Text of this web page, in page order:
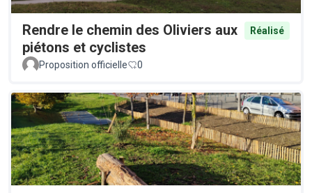
Rendre le chemin des Oliviers aux
piétons et cyclistes
Réalisé
Proposition officielle 0